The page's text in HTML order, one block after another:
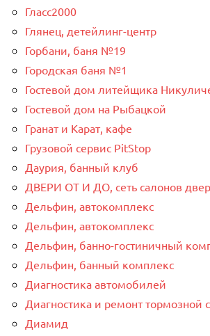
Гласс2000
Глянец, детейлинг-центр
Горбани, баня №19
Городская баня №1
Гостевой дом литейщика
Гостевой дом на Рыбацкой
Гранат и Карат, кафе
Грузовой сервис PitStop
Даурия, банный клуб
ДВЕРИ ОТ И ДО, сеть салонов
Дельфин, автокомплекс
Дельфин, автокомплекс
Дельфин, банно-гостиничный
Дельфин, банный комплекс
Диагностика автомобилей
Диагностика и ремонт тормозной
Диамид